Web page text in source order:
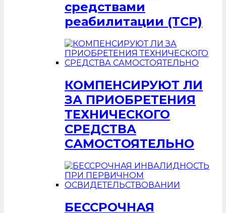
средствами
реабилитации (ТСР)
КОМПЕНСИРУЮТ ЛИ
ЗА ПРИОБРЕТЕНИЯ
ТЕХНИЧЕСКОГО
СРЕДСТВА
САМОСТОЯТЕЛЬНО
БЕССРОЧНАЯ